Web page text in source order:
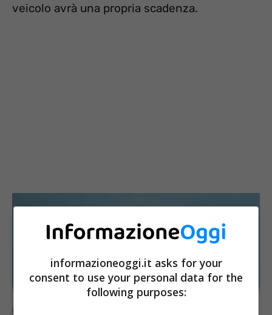
veicolo avrà una propria scadenza.
informazioneoggi.it asks for your
consent to use your personal data for the
following purposes: